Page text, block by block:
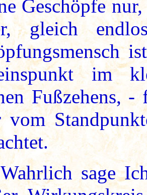
Geschöpfe
gleich
im
Fußzehens,
vom
sage